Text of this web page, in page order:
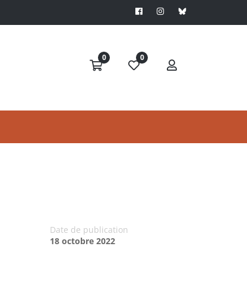
0 0
Date de publication
18 octobre 2022